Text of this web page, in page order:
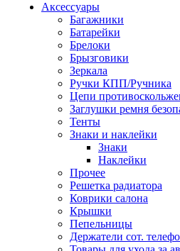
Аксессуары
Багажники
Батарейки
Брелоки
Брызговики
Зеркала
Ручки КПП/Ручника
Цепи
Заглушки ремня
Тенты
Знаки и наклейки
Знаки
Наклейки
Прочее
Решетка радиатора
Коврики салона
Крышки
Пепельницы
Держатели сот.